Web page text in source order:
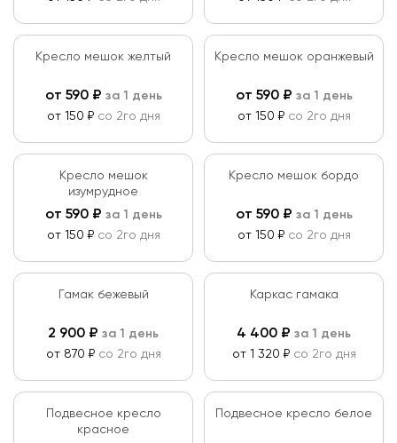
Кресло мешок желтый
от 590₽ за 1 день
от 150 ₽ со 2го дня
Кресло мешок оранжевый
от 590₽ за 1 день
от 150 ₽ со 2го дня
Кресло мешок
изумрудное
от 590₽ за 1 день
от 150 ₽ со 2го дня
Кресло мешок бордо
от 590₽ за 1 день
от 150 ₽ со 2го дня
Гамак бежевый
2 900 ₽ за 1 день
от 870 ₽ со 2го дня
Каркас гамака
4 400 ₽ за 1 день
от 1 320 ₽ со 2го дня
Подвесное кресло
красное
Подвесное кресло белое